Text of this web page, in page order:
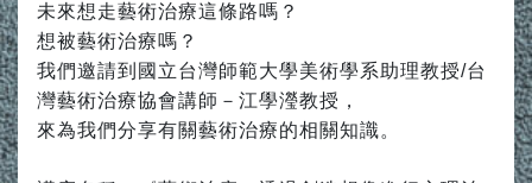
未來想走藝術治療這條路嗎？
想被藝術治療嗎？
我們邀請到國立台灣師範大學美術學系助理教授/台
灣藝術治療協會講師－江學瀅教授，
來為我們分享有關藝術治療的相關知識。